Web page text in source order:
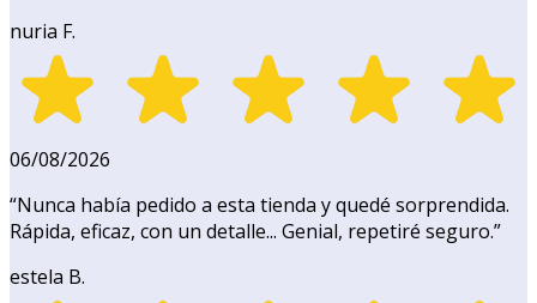
nuria F.
06/08/2026
“Nunca había pedido a esta tienda y quedé sorprendida.
Rápida, eficaz, con un detalle... Genial, repetiré seguro.”
estela B.